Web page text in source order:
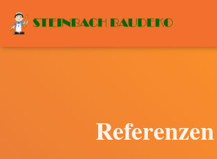
Referenzen